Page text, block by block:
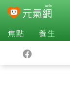
焦點 養生